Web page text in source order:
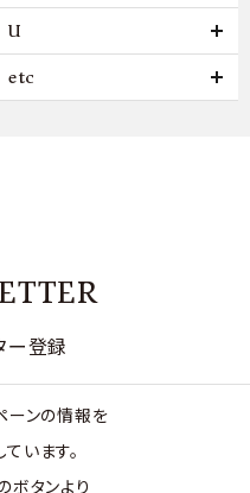
U
etc
ー登録
ーンの情報を
います。
ボタンより